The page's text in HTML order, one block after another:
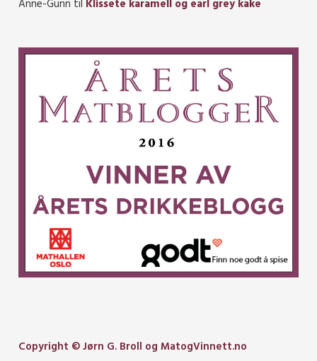
Anne-Gunn til Klissete karamell og earl grey kake
Copyright © Jørn G. Broll og MatogVinnett.no